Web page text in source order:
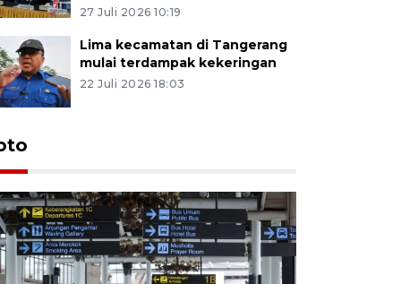
27 Juli 2026 10:19
Lima kecamatan di Tangerang
mulai terdampak kekeringan
22 Juli 2026 18:03